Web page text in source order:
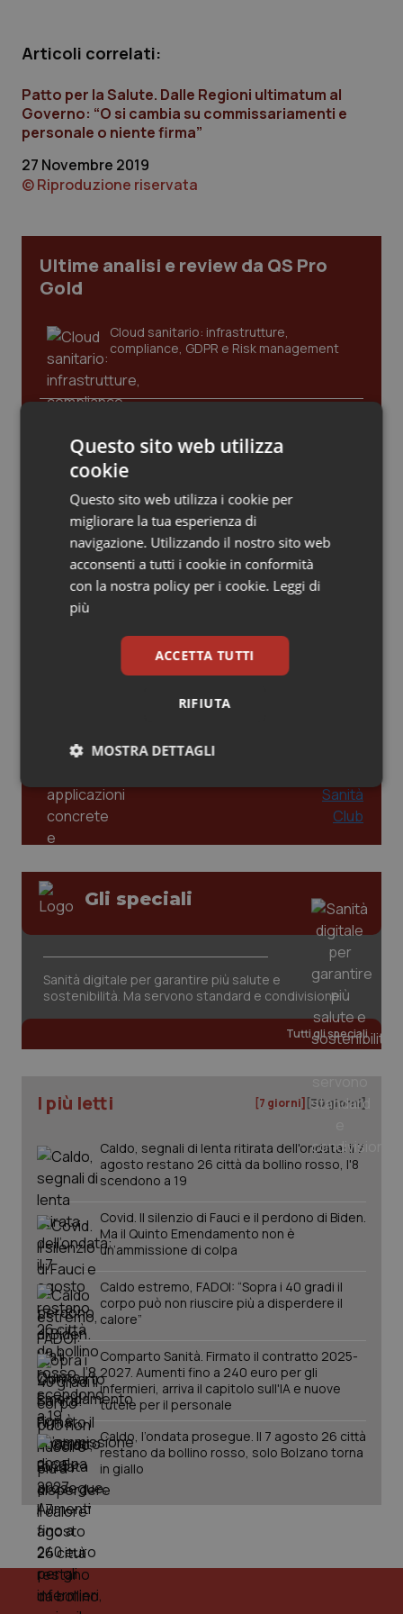
Campania
Emilia-Romagna
Friuli Venezia Giulia
Lazio
Lombardia
Marche
Molise
Piemonte
Provincia Autonoma di Bolzano
Provincia Autonoma di Trento
Puglia
Sardegna
Umbria
Valle D’Aosta
Car-T
Colesterolo & coronaropatie
Dermatite Atopica
Diabete & glucometri
Dolore
Donna & Salute
Epatiti
HIV
Infezioni & Febbre
Ipertensione & Scompenso
Malattie rare
Malattia di Crohn & Rettocolite Ulcerosa
Neuroscienze & patologie neurodegenerative
Oftalmologia
Oncodermatologia
Oncologia & Nutrizione
Quotidiano Cardiologia
Quotidiano Chirurgia
Quotidiano Oncologia
Rene & patologie urogenitali
Salute orale & impianti
Sangue & coagulazione
Tiroide
Tumore al seno
Tumore ovarico
Tumori del Polmone & Testa Collo
Tumori gastrointestinali
Ulcera & Reflusso
Vaccini
Articoli correlati:
Patto per la Salute. Dalle Regioni ultimatum al
Governo: “O si cambia su commissariamenti e
personale o niente firma”
27 Novembre 2019
© Riproduzione riservata
Ultime analisi e review da QS Pro
Gold
Cloud sanitario: infrastrutture,
compliance, GDPR e Risk management
dalle Linee Guida alle terapie innovative
Leadership Infermieristica 2026: nuovi
modelli di responsabilità e autonomia
Leadership Medica 2026: guidare team
AI e telemedicina nello studio
odontoiatrico: applicazioni concrete e
uso protetto
Gli speciali
Sanità digitale per garantire più salute e
sostenibilità. Ma servono standard e condivisione
Tutti gli speciali
I più letti [7 giorni] [30 giorni]
Caldo, segnali di lenta ritirata dell'ondata: il 7
agosto restano 26 città da bollino rosso, l'8
scendono a 19
Covid. Il silenzio di Fauci e il perdono di Biden.
Ma il Quinto Emendamento non è
un’ammissione di colpa
Caldo estremo, FADOI: “Sopra i 40 gradi il
corpo può non riuscire più a disperdere il
calore”
Comparto Sanità. Firmato il contratto 2025-
2027. Aumenti fino a 240 euro per gli
infermieri, arriva il capitolo sull'IA e nuove
tutele per il personale
Caldo, l’ondata prosegue. Il 7 agosto 26 città
restano da bollino rosso, solo Bolzano torna
in giallo
Questo sito web utilizza
cookie
Questo sito web utilizza i cookie per
migliorare la tua esperienza di
navigazione. Utilizzando il nostro sito web
acconsenti a tutti i cookie in conformità
con la nostra policy per i cookie. Leggi di
più
ACCETTA TUTTI
RIFIUTA
MOSTRA DETTAGLI
Necessari Statistici Marketing
navigazione sulle pagine e l'accesso alle aree
protette del sito. Il sito web non è in grado di
/Dominio
CookieScriptConsent
CookieScript
www.quotidianosanita.it
tracking-sites-ironfish-
tracking-enable